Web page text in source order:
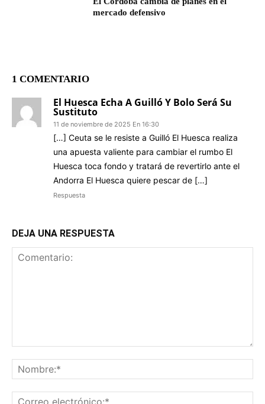
mercado defensivo
1 COMENTARIO
El Huesca Echa A Guilló Y Bolo Será Su
Sustituto
11 de noviembre de 2025 En 16:30
[…] Ceuta se le resiste a Guilló El Huesca realiza
una apuesta valiente para cambiar el rumbo El
Huesca toca fondo y tratará de revertirlo ante el
Andorra El Huesca quiere pescar de […]
Respuesta
DEJA UNA RESPUESTA